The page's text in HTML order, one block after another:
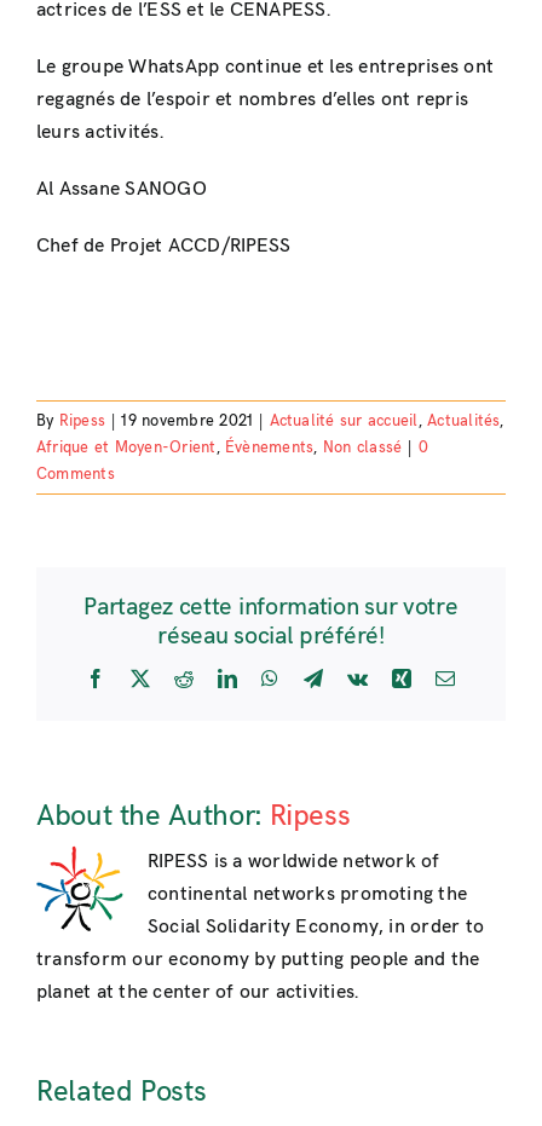
actrices de l’ESS et le CENAPESS.
Le groupe WhatsApp continue et les entreprises ont
regagnés de l’espoir et nombres d’elles ont repris
leurs activités.
Al Assane SANOGO
Chef de Projet ACCD/RIPESS
By Ripess 19 novembre 2021 Actualité sur accueil,Actualités,
Afrique et Moyen-Orient, Évènements, Non classé
0
Comments
Partagez cette information sur votre
réseau social préféré!
Facebook
X RedditLinkedInWhatsApp
Telegram
Vk Xing Email
About the Author: Ripess
RIPESS is a worldwide network of
continental networks promoting the
Social Solidarity Economy, in order to
transform our economy by putting people and the
planet at the center of our activities.
Related Posts